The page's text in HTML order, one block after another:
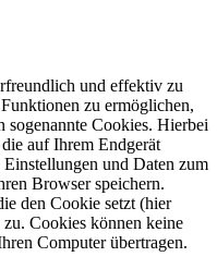
und effektiv zu
zu ermöglichen,
sogenannte Cookies. Hierbei
auf Ihrem Endgerät
und Daten zum
Browser speichern.
den Cookie setzt (hier
Cookies können keine
Computer übertragen.